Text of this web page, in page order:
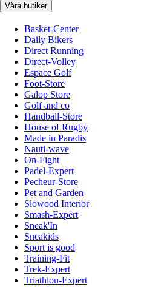
Våra butiker
Basket-Center
Daily Bikers
Direct Running
Direct-Volley
Espace Golf
Foot-Store
Galop Store
Golf and co
Handball-Store
House of Rugby
Made in Paradis
Nauti-wave
On-Fight
Padel-Expert
Pecheur-Store
Pet and Garden
Slowood Interior
Smash-Expert
Sneak'In
Sneakids
Sport is good
Training-Fit
Trek-Expert
Triathlon-Expert